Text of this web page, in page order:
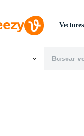
Vectores